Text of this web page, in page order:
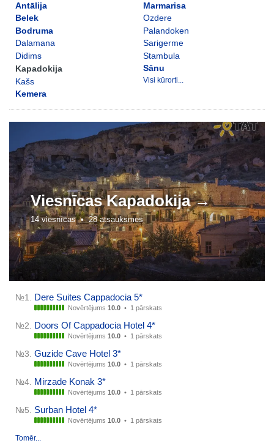
Antālija
Belek
Bodruma
Dalamana
Didims
Kapadokija
Kašs
Kemera
Marmarisa
Ozdere
Palandoken
Sarigerme
Stambula
Sānu
Visi kūrorti...
ViesnīcasKapadokija →
14 viesnīcas •28 atsauksmes
№1. Dere Suites Cappadocia 5*
Novērtējums 10.0 • 1 pārskats
№2. Doors Of Cappadocia Hotel 4*
Novērtējums 10.0 • 1 pārskats
№3. Guzide Cave Hotel 3*
Novērtējums 10.0 • 1 pārskats
№4. Mirzade Konak 3*
Novērtējums 10.0 • 1 pārskats
№5. Surban Hotel 4*
Novērtējums 10.0 • 1 pārskats
Tomēr...